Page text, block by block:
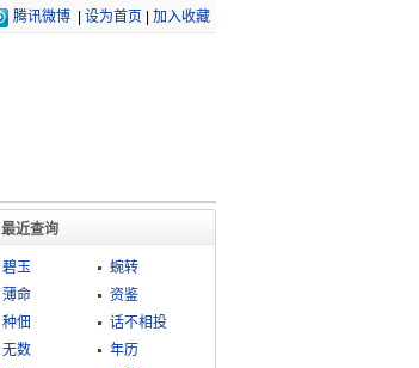
腾讯微博 设为首页 加入收藏
最近查询
碧玉
蜿转
薄命
资鉴
种佃
话不相投
无数
年历